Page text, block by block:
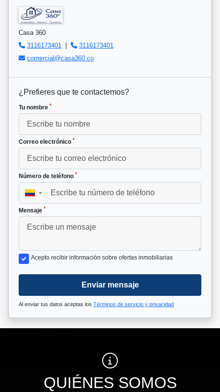
Casa 360
3116173401
|
3116173401
comercial@casa360.co
¿Prefieres que te contactemos?
Tu nombre *
Correo electrónico *
Número de teléfono *
▼
Mensaje *
Acepto recibir información sobre ofertas inmobiliarias
Enviar mensaje
Al enviar tus datos aceptas los Términos de servicio y privacidad
QUIÉNES SOMOS